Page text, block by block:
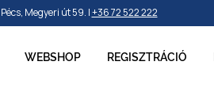
Megyeri út 59. |+36 72 522 222
WEBSHOP REGISZTRÁCIÓ